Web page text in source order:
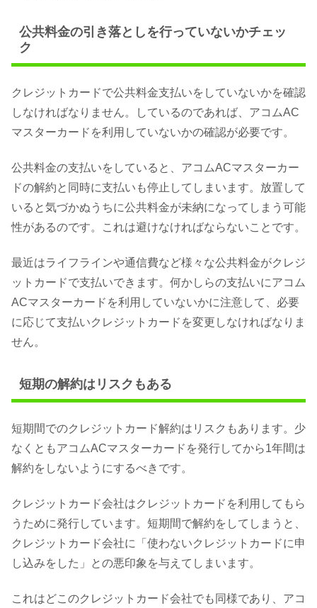
公共料金の引き落としを行っていないかチェッ
ク
クレジットカードで公共料金支払いをしていないかを確認
しなければなりません。しているのであれば、アコムAC
マスターカードを利用していないかの確認が必要です。
公共料金の支払いをしていると、アコムACマスターカー
ドの解約と同時に支払いも停止してしまいます。放置して
いると気づかぬうちに公共料金が未納になってしまう可能
性があるのです。これは避けなければならないことです。
最近はライフラインや通信費など様々な公共料金がクレジ
ットカードで支払いできます。何かしらの支払いにアコム
ACマスターカードを利用していないかに注意して、必要
に応じて支払いクレジットカードを変更しなければなりま
せん。
短期の解約はリスクもある
短期間でのクレジットカード解約はリスクもあります。少
なくともアコムACマスターカードを発行してから1年間は
解約をしないようにするべきです。
クレジットカード会社はクレジットカードを利用してもら
うために発行しています。短期間で解約をしてしまうと、
クレジットカード会社に「使わないクレジットカードに申
し込みをした」との悪印象を与えてしまいます。
これはどこのクレジットカード会社でも同様であり、アコ